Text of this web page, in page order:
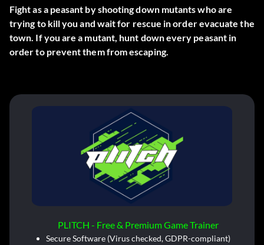
Fight as a peasant by shooting down mutants who are
trying to kill you and wait for rescue in order evacuate the
town. If you are a mutant, hunt down every peasant in
order to prevent them from escaping.
PLITCH - Free & Premium Game Trainer
Secure Software (Virus checked, GDPR-compliant)